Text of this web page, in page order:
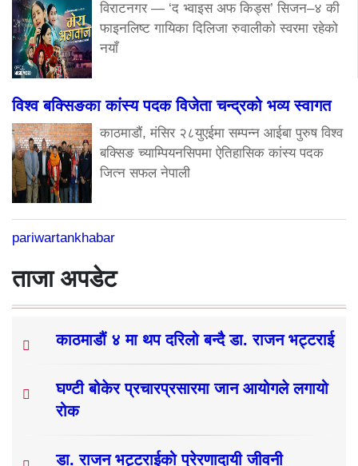
विराटनगर — ‘द भ्वाइस अफ किड्स’ सिजन–४ की
फाइनलिष्ट गायिका दिलिजा रुवालीको स्वरमा रहेको
नयाँ
विश्व बक्सिङका कांस्य पदक विजेता चन्द्रको भव्य स्वागत
काठमाडौं, मंसिर २८युएईमा सम्पन्न आईबा पुरुष विश्व
बक्सिङ च्याम्पियनसिपमा ऐतिहासिक कांस्य पदक
जित्न सफल नेपाली
pariwartankhabar
ताजा अपडेट
काठमाडौं ४ मा थप दरिलो बन्दै डा. राजन भट्टराई
घण्टी बोकेर प्रचारप्रसारमा जान आयोगले लगायो
रोक
डा. राजन भट्टराईको प्रेरणादायी जीवनी